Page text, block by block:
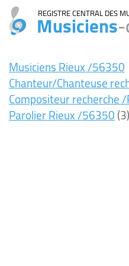
REGISTRE CENTRAL DES
Musiciens
Musiciens Rieux /56350
Chanteur/Chanteuse
Compositeur recherche
Parolier Rieux /56350(3)